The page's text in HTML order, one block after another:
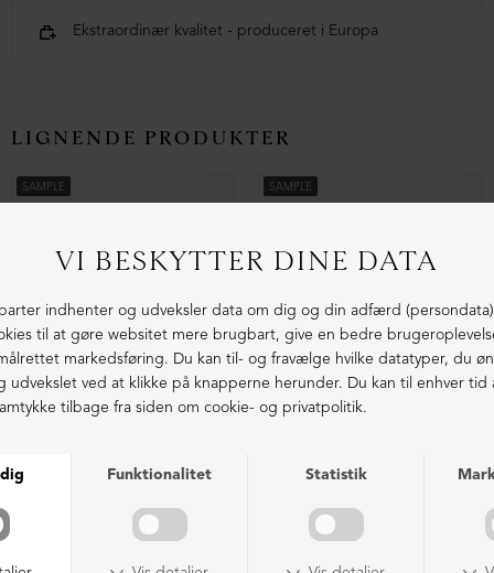
Ekstraordinær kvalitet - produceret i Europa
LIGNENDE PRODUKTER
SAMPLE
Kollektionsprøve sko
SAMPLE
Kollektionsprøve sko
DKK 599,00